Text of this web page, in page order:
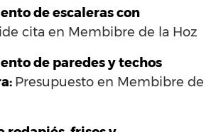
de escaleras con
cita en Membibre de la Hoz
de paredes y techos
Presupuesto en Membibre de